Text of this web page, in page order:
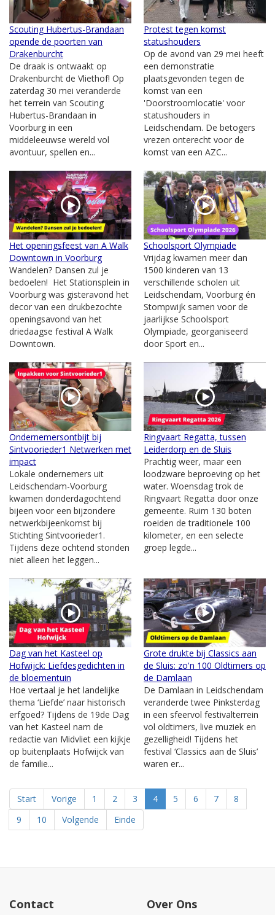
Scouting Hubertus-Brandaan
opende de poorten van
Drakenburcht
De draak is ontwaakt op
Drakenburcht de Vliethof! Op
zaterdag 30 mei veranderde
het terrein van Scouting
Hubertus-Brandaan in
Voorburg in een
middeleeuwse wereld vol
avontuur, spellen en...
Protest tegen komst
statushouders
Op de avond van 29 mei heeft
een demonstratie
plaatsgevonden tegen de
komst van een
'Doorstroomlocatie' voor
statushouders in
Leidschendam. De betogers
vrezen onterecht voor de
komst van een AZC...
Het openingsfeest van A Walk
Downtown in Voorburg
Wandelen? Dansen zul je
bedoelen! Het Stationsplein in
Voorburg was gisteravond het
decor van een drukbezochte
openingsavond van het
driedaagse festival A Walk
Downtown.
Schoolsport Olympiade
Vrijdag kwamen meer dan
1500 kinderen van 13
verschillende scholen uit
Leidschendam, Voorburg én
Stompwijk samen voor de
jaarlijkse Schoolsport
Olympiade, georganiseerd
door Sport en...
Ondernemersontbijt bij
Sintvoorieder1 Netwerken met
impact
Lokale ondernemers uit
Leidschendam-Voorburg
kwamen donderdagochtend
bijeen voor een bijzondere
netwerkbijeenkomst bij
Stichting Sintvoorieder1.
Tijdens deze ochtend stonden
niet alleen het leggen...
Ringvaart Regatta, tussen
Leiderdorp en de Sluis
Prachtig weer, maar een
loodzware beproeving op het
water. Woensdag trok de
Ringvaart Regatta door onze
gemeente. Ruim 130 boten
roeiden de traditionele 100
kilometer, en een selecte
groep legde...
Dag van het Kasteel op
Hofwijck: Liefdesgedichten in
de bloementuin
Hoe vertaal je het landelijke
thema ‘Liefde’ naar historisch
erfgoed? Tijdens de 19de Dag
van het Kasteel nam de
redactie van Midvliet een kijkje
op buitenplaats Hofwijck van
de familie...
Grote drukte bij Classics aan
de Sluis: zo'n 100 Oldtimers op
de Damlaan
De Damlaan in Leidschendam
veranderde twee Pinksterdag
in een sfeervol festivalterrein
vol oldtimers, live muziek en
gezelligheid! Tijdens het
festival ‘Classics aan de Sluis’
waren er...
Start Vorige 1 2 3 4 5 6 7
8
9
10 Volgende Einde
Contact Over Ons